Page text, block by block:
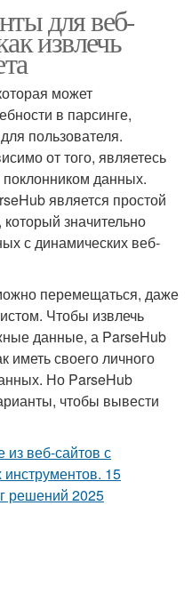
для веб-
извлечь
может
в парсинге,
пользователя.
от того, являетесь
данных.
является простой
значительно
с динамических веб-
перемещаться, даже
Чтобы извлечь
данные, а ParseHub
иметь своего личного
Но ParseHub
чтобы вывести